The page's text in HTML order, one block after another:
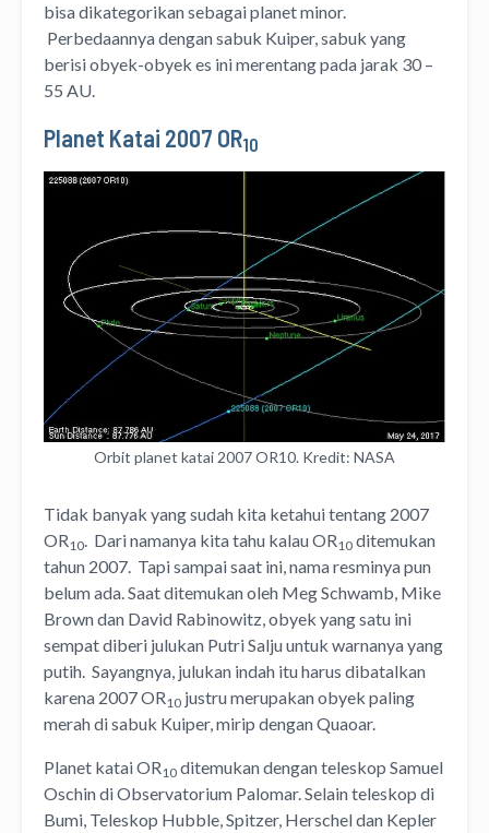
bisa dikategorikan sebagai planet minor.
Perbedaannya dengan sabuk Kuiper, sabuk yang
berisi obyek-obyek es ini merentang pada jarak 30 –
55 AU.
Planet Katai 2007 OR10
Orbit planet katai 2007 OR10. Kredit: NASA
Tidak banyak yang sudah kita ketahui tentang 2007
OR10 . Dari namanya kita tahu kalau OR10 ditemukan
tahun 2007. Tapi sampai saat ini, nama resminya pun
belum ada. Saat ditemukan oleh Meg Schwamb, Mike
Brown dan David Rabinowitz, obyek yang satu ini
sempat diberi julukan Putri Salju untuk warnanya yang
putih. Sayangnya, julukan indah itu harus dibatalkan
karena 2007 OR10 justru merupakan obyek paling
merah di sabuk Kuiper, mirip dengan Quaoar.
Planet katai OR10 ditemukan dengan teleskop Samuel
Oschin di Observatorium Palomar. Selain teleskop di
Bumi, Teleskop Hubble, Spitzer, Herschel dan Kepler